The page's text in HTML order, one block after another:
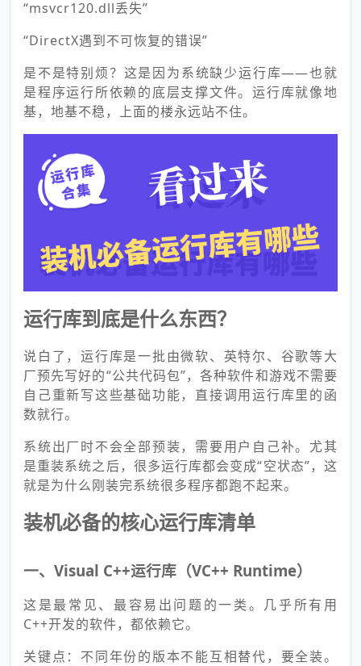
“msvcr120.dll丢失”
“DirectX遇到不可恢复的错误”
是不是特别烦？这是因为系统缺少运行库——也就
是程序运行所依赖的底层支撑文件。运行库就像地
基，地基不稳，上面的楼永远站不住。
运行库到底是什么东西？
说白了，运行库是一批由微软、英特尔、谷歌等大
厂预先写好的“公共代码包”，各种软件和游戏不需要
自己重新写这些基础功能，直接调用运行库里的函
数就行。
系统出厂时不会全部预装，需要用户自己补。尤其
是重装系统之后，很多运行库都会变成“空状态”，这
就是为什么刚装完系统很多程序都跑不起来。
装机必备的核心运行库清单
一、Visual C++运行库（VC++ Runtime）
这是最常见、最容易出问题的一类。几乎所有用
C++开发的软件，都依赖它。
关键点：不同年份的版本不能互相替代，要全装。